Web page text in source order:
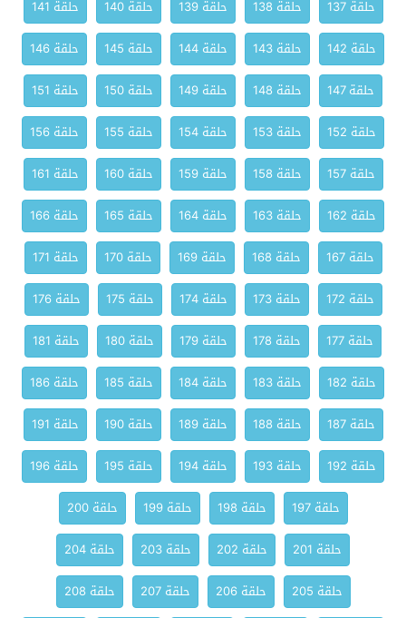
حلقة 137 حلقة 138 حلقة 139 حلقة 140
حلقة 141
حلقة 142
حلقة 143 حلقة 144 حلقة 145
حلقة 146
حلقة 147
حلقة 148 حلقة 149 حلقة 150
حلقة 151
حلقة 152
حلقة 153 حلقة 154 حلقة 155
حلقة 156
حلقة 157
حلقة 158 حلقة 159 حلقة 160
حلقة 161
حلقة 162
حلقة 163 حلقة 164 حلقة 165
حلقة 166
حلقة 167
حلقة 168 حلقة 169 حلقة 170
حلقة 171
حلقة 172
حلقة 173 حلقة 174 حلقة 175
حلقة 176
حلقة 177
حلقة 178 حلقة 179 حلقة 180
حلقة 181
حلقة 182
حلقة 183 حلقة 184 حلقة 185
حلقة 186
حلقة 187
حلقة 188 حلقة 189 حلقة 190
حلقة 191
حلقة 192
حلقة 193 حلقة 194 حلقة 195
حلقة 196
حلقة 197
حلقة 198 حلقة 199
حلقة 200
حلقة 201
حلقة 202 حلقة 203
حلقة 204
حلقة 205
حلقة 206 حلقة 207
حلقة 208